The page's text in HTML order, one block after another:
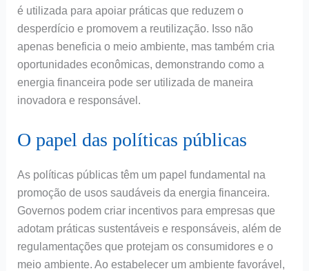
é utilizada para apoiar práticas que reduzem o
desperdício e promovem a reutilização. Isso não
apenas beneficia o meio ambiente, mas também cria
oportunidades econômicas, demonstrando como a
energia financeira pode ser utilizada de maneira
inovadora e responsável.
O papel das políticas públicas
As políticas públicas têm um papel fundamental na
promoção de usos saudáveis da energia financeira.
Governos podem criar incentivos para empresas que
adotam práticas sustentáveis e responsáveis, além de
regulamentações que protejam os consumidores e o
meio ambiente. Ao estabelecer um ambiente favorável,